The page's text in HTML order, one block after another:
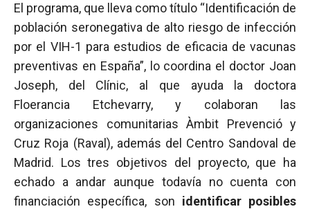
El programa, que lleva como título “Identificación de
población seronegativa de alto riesgo de infección
por el VIH-1 para estudios de eficacia de vacunas
preventivas en España”, lo coordina el doctor Joan
Joseph, del Clínic, al que ayuda la doctora
Floerancia Etchevarry, y colaboran las
organizaciones comunitarias Àmbit Prevenció y
Cruz Roja (Raval), además del Centro Sandoval de
Madrid. Los tres objetivos del proyecto, que ha
echado a andar aunque todavía no cuenta con
financiación específica, son identificar posibles